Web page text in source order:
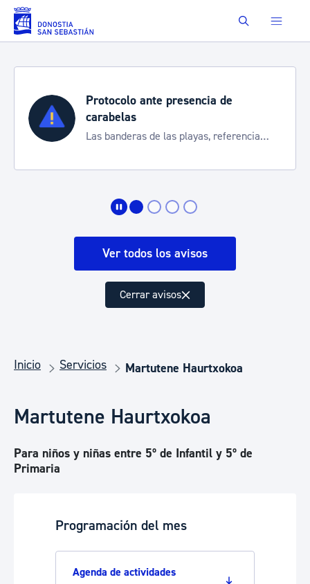
Saltar al contenido principal Buscar
Protocolo ante presencia de
carabelas
Las banderas de las playas, referencia
Ver todos los avisos
Cerrar avisos
Inicio Servicios Martutene Haurtxokoa
Martutene Haurtxokoa
Para niños y niñas entre 5º de Infantil y 5º de
Primaria
Programación del mes
Agenda de actividades